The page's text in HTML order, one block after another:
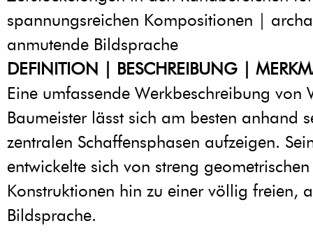
spannungsreichen Kompositionen |
anmutende Bildsprache
DEFINITION | BESCHREIBUNG |
Eine umfassende Werkbeschreibung von
Baumeister lässt sich am besten anhand
zentralen Schaffensphasen aufzeigen.
entwickelte sich von streng geometrischen
Konstruktionen hin zu einer völlig freien,
Bildsprache.